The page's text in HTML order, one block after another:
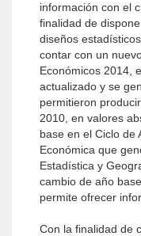
información con el
finalidad de
diseños
contar con un
Económicos 2014,
actualizado y se
permitieron
2010, en valores
base en el Ciclo de
Económica que
Estadística y
cambio de año
permite ofrecer
Con la finalidad de